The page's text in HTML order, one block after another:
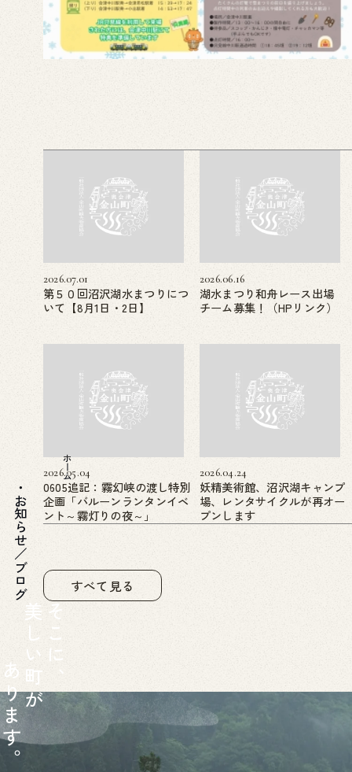
2026.07.01
第５０回沼沢湖水まつりにつ
いて【8月1日・2日】
2026.06.16
湖水まつり和舟レース出場
チーム募集！（HPリンク）
2026.05.04
0605追記：霧幻峡の渡し特別
企画「バルーンランタンイベ
ント～霧灯りの夜～」
2026.04.24
妖精美術館、沼沢湖キャンプ
場、レンタサイクルが再オー
プンします
すべて見る
ホーム
お知らせ／ブログ
そ
こ
に
、
美
し
い
町
が